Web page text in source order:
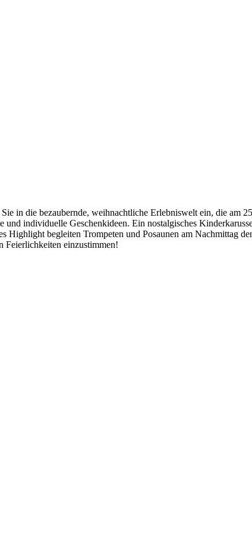
in die bezaubernde, weihnachtliche Erlebniswelt ein, die am
individuelle Geschenkideen. Ein nostalgisches
begleiten Trompeten und Posaunen am Nachmittag
Feierlichkeiten einzustimmen!